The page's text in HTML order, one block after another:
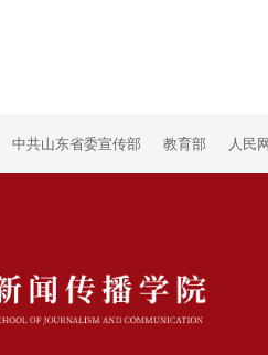
中共山东省委宣传部 教育部 人民